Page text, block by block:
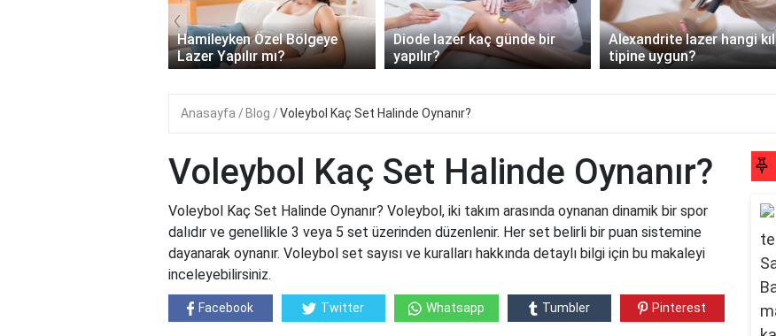
Hamileyken Özel Bölgeye
Lazer Yapılır mı?
Diode lazer kaç günde bir
yapılır?
Alexandrite lazer hangi kıl
tipine uygun?
‹
Anasayfa Blog Voleybol Kaç Set Halinde Oynanır?
Voleybol Kaç Set Halinde Oynanır?
Voleybol Kaç Set Halinde Oynanır? Voleybol, iki takım arasında oynanan dinamik bir spor
dalıdır ve genellikle 3 veya 5 set üzerinden düzenlenir. Her set belirli bir puan sistemine
dayanarak oynanır. Voleybol set sayısı ve kuralları hakkında detaylı bilgi için bu makaleyi
inceleyebilirsiniz.
Facebook Twitter Whatsapp Tumbler Pinterest